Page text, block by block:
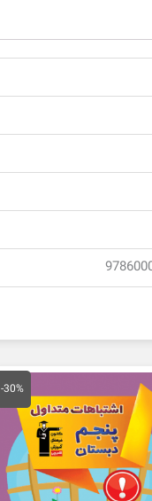
-30%
قیمت
23,000 تومان
بود.